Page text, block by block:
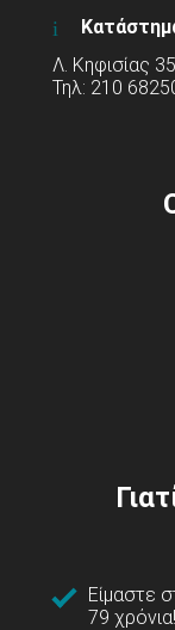
Λ. Κηφισίας
Τηλ: 210
Είμαστε
79 χρόνια!